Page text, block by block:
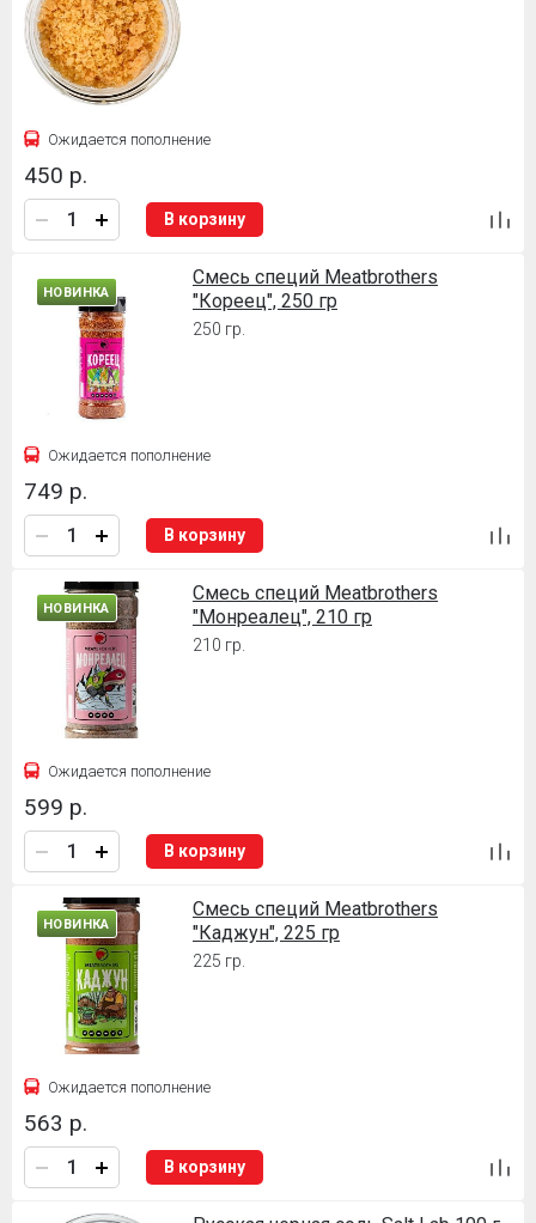
Ожидается пополнение
450 р.
В корзину
НОВИНКА
Смесь специй Meatbrothers
"Кореец", 250 гр
250 гр.
Ожидается пополнение
749 р.
В корзину
НОВИНКА
Смесь специй Meatbrothers
"Монреалец", 210 гр
210 гр.
Ожидается пополнение
599 р.
В корзину
НОВИНКА
Смесь специй Meatbrothers
"Каджун", 225 гр
225 гр.
Ожидается пополнение
563 р.
В корзину